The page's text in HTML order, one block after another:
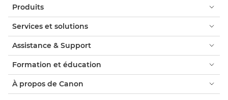
Produits
Services et solutions
Assistance & Support
Formation et éducation
À propos de Canon